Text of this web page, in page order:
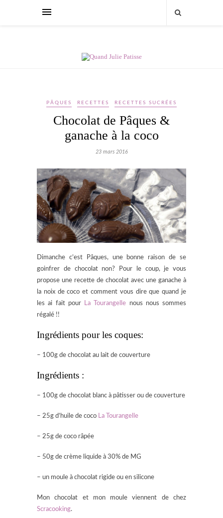
PÂQUES RECETTES RECETTES SUCRÉES
Chocolat de Pâques &
ganache à la coco
23 mars 2016
Dimanche c’est Pâques, une bonne raison de se
goinfrer de chocolat non? Pour le coup, je vous
propose une recette de chocolat avec une ganache à
la noix de coco et comment vous dire que quand je
les ai fait pour
La Tourangelle nous nous sommes
régalé !!
Ingrédients pour les coques:
– 100g de chocolat au lait de couverture
Ingrédients :
– 100g de chocolat blanc à pâtisser ou de couverture
– 25g d’huile de coco La Tourangelle
– 25g de coco râpée
– 50g de crème liquide à 30% de MG
– un moule à chocolat rigide ou en silicone
Mon chocolat et mon moule viennent de chez
Scracooking.